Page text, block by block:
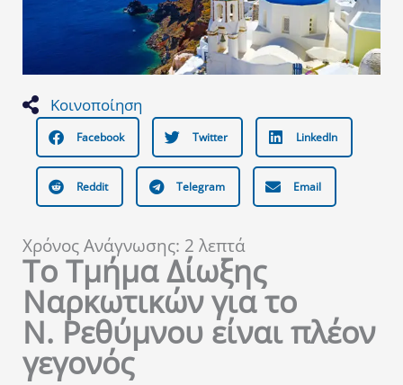
Κοινοποίηση
Facebook Twitter LinkedIn
Reddit Telegram Email
Χρόνος Ανάγνωσης: 2 λεπτά
Το Τμήμα Δίωξης
Ναρκωτικών για το
Ν. Ρεθύμνου είναι πλέον
γεγονός